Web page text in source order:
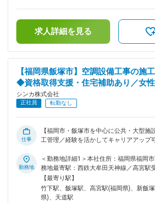
業界としても企業としても安定性の高い
をはじめとしたインフラ構築、電気設備
リューションを提供している当社では、
ション、ショッピングモールなど、それ
ことを目指しています。 ■当社の社風： ◇スポーツへの支援
・当社ではバレーボールのクラブチーム
レーボールの試合は通常業務の一環とし
務調整をつけて） ・社員のマラソンチャ
と言うことで、マラソンの大会にて受賞
費でオリジナルユニフォームを作りまし
inc.com/） 変更の範囲：会社の定める
ます。■賞与：年2回（7月・12月）■昇
与及び昇給は会社業績等により連動しま
目安の金額であり、選考を通じて上下す
求人詳細を見る
【福岡県飯塚市】空調設備工事の施
◆資格取得支援・住宅補助あり／女
シンカ株式会社
正社員 転勤なし
仕事
【福岡市・飯塚市を中心に公共・大型施
工管理／経験を活かしてキャリアアップ
共施設や病院、学校、大型施設などの空
に施工管理いただきます。主な受注エリ
市周辺で、品質・工程・安全・原価・環
事全体のマネジメントを担うポジション
ご活躍を期待しています。 ■業務詳細 ・工事現場の施工計画
勤務地
＜勤務地詳細1＞本社住所：福岡県福岡
務地最寄駅：西鉄大牟田天神線／高宮駅
面禁煙＜勤務地詳細2＞飯塚営業所
フィス住所：福岡県飯塚市枝国159-1 受
禁煙変更の範囲：会社の定める事業所
【最寄り駅】
竹下駅、飯塚駅、高宮駅(福岡県)、新飯
県)、天道駅